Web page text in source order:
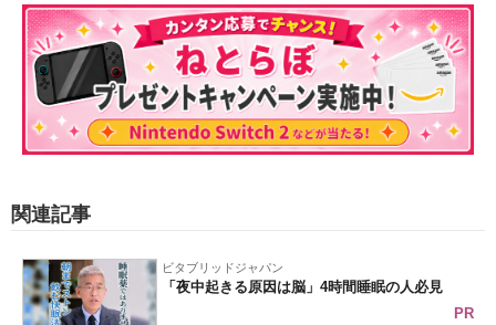
関連記事
ビタブリッドジャパン
「夜中起きる原因は脳」4時間睡眠の人必見
PR